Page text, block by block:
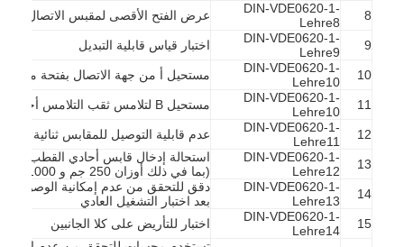
8
DIN-VDE0620-1-
Lehre8
عرض الفتح الأقصى لمقبس الاتصال
9
DIN-VDE0620-1-
Lehre9
اختبار قياس قابلية التبديل
10
DIN-VDE0620-1-
Lehre10
مستحيل أ من جهة الاتصال بفتحة
11
DIN-VDE0620-1-
Lehre10
مستحيل B لتلامس ثقب التلامس أحادي القطب
12
DIN-VDE0620-1-
Lehre11
عدم قابلية التوصيل للمقابس ثنائية
13
DIN-VDE0620-1-
Lehre12
استحالة إدخال قابس أحادي القطب
(بما في ذلك أوزان 250 جم و 1000 جم)
14
DIN-VDE0620-1-
Lehre13
دقق للتحقق من عدم إمكانية الوصول إلى
بعد اختبار التشغيل العادي
15
DIN-VDE0620-1-
Lehre14
اختبار للتأريض على كلا الجانبين